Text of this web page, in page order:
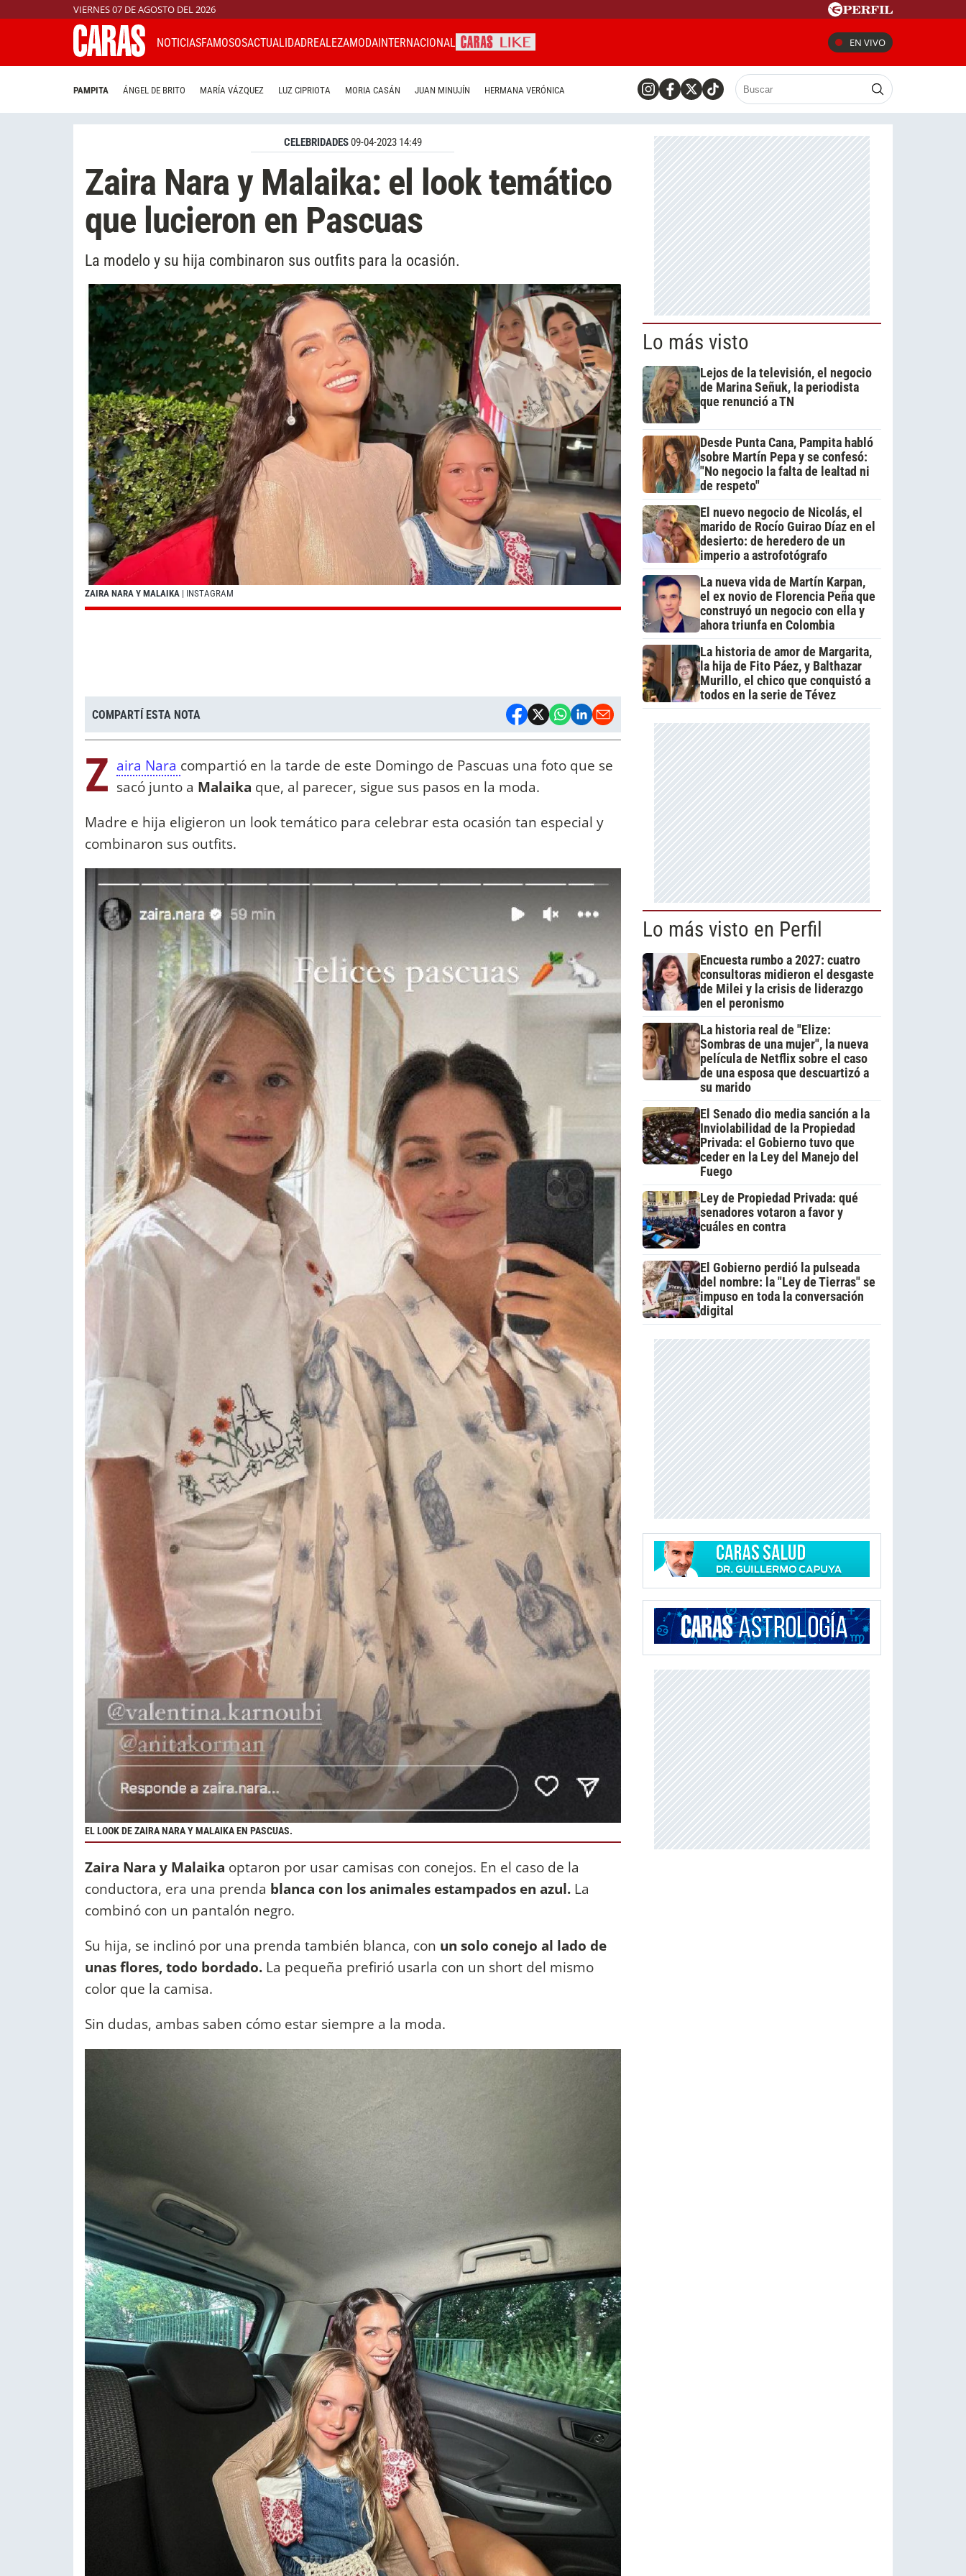
VIERNES 07 DE AGOSTO DEL 2026
NOTICIASFAMOSOSACTUALIDADREALEZAMODAINTERNACIONAL EN VIVO
PAMPITA ÁNGEL DE BRITO MARÍA VÁZQUEZ LUZ CIPRIOTA MORIA CASÁN JUAN MINUJÍN HERMANA VERÓNICA
CELEBRIDADES09-04-2023 14:49
Zaira Nara y Malaika: el look temático
que lucieron en Pascuas
La modelo y su hija combinaron sus outfits para la ocasión.
ZAIRA NARA Y MALAIKA | INSTAGRAM
COMPARTÍ ESTA NOTA
Z aira Nara compartió en la tarde de este Domingo de Pascuas una foto que se
sacó junto a Malaika que, al parecer, sigue sus pasos en la moda.
Madre e hija eligieron un look temático para celebrar esta ocasión tan especial y
combinaron sus outfits.
EL LOOK DE ZAIRA NARA Y MALAIKA EN PASCUAS.
Zaira Nara y Malaika optaron por usar camisas con conejos. En el caso de la
conductora, era una prenda blanca con los animales estampados en azul. La
combinó con un pantalón negro.
Su hija, se inclinó por una prenda también blanca, con un solo conejo al lado de
unas flores, todo bordado. La pequeña prefirió usarla con un short del mismo
color que la camisa.
Sin dudas, ambas saben cómo estar siempre a la moda.
Lo más visto
Lejos de la televisión, el negocio
de Marina Señuk, la periodista
que renunció a TN
Desde Punta Cana, Pampita habló
sobre Martín Pepa y se confesó:
"No negocio la falta de lealtad ni
de respeto"
El nuevo negocio de Nicolás, el
marido de Rocío Guirao Díaz en el
desierto: de heredero de un
imperio a astrofotógrafo
La nueva vida de Martín Karpan,
el ex novio de Florencia Peña que
construyó un negocio con ella y
ahora triunfa en Colombia
La historia de amor de Margarita,
la hija de Fito Páez, y Balthazar
Murillo, el chico que conquistó a
todos en la serie de Tévez
Lo más visto en Perfil
Encuesta rumbo a 2027: cuatro
consultoras midieron el desgaste
de Milei y la crisis de liderazgo
en el peronismo
La historia real de "Elize:
Sombras de una mujer", la nueva
película de Netflix sobre el caso
de una esposa que descuartizó a
su marido
El Senado dio media sanción a la
Inviolabilidad de la Propiedad
Privada: el Gobierno tuvo que
ceder en la Ley del Manejo del
Fuego
Ley de Propiedad Privada: qué
senadores votaron a favor y
cuáles en contra
El Gobierno perdió la pulseada
del nombre: la "Ley de Tierras" se
impuso en toda la conversación
digital